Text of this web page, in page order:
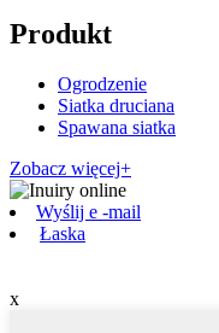
Produkt
Ogrodzenie
Siatka druciana
Spawana siatka
Zobacz więcej+
Wyślij e -mail
Łaska
x